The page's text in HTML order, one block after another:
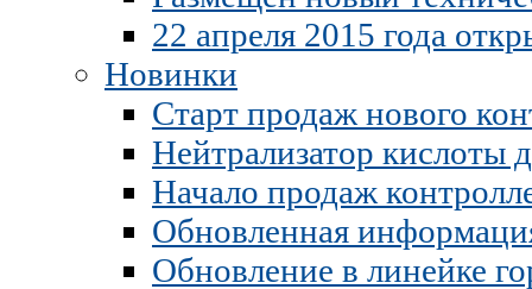
22 апреля 2015 года
Новинки
Старт продаж нового
Нейтрализатор кислоты
Начало продаж
Обновленная
Обновление в линейке